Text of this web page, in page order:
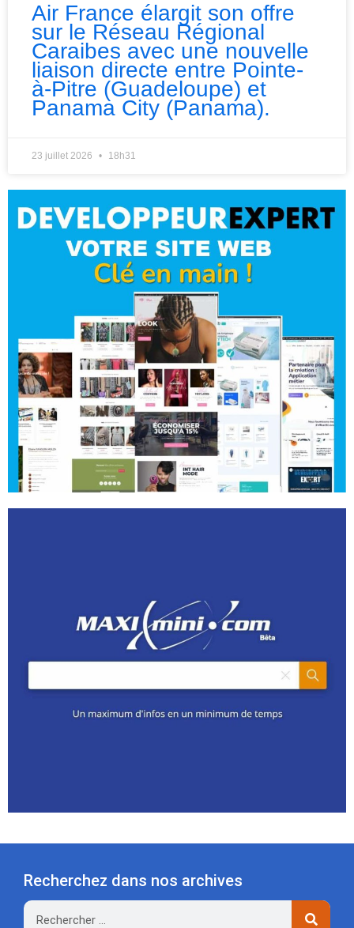
Air France élargit son offre
sur le Réseau Régional
Caraibes avec une nouvelle
liaison directe entre Pointe-
à-Pitre (Guadeloupe) et
Panama City (Panama).
23 juillet 2026 18h31
Recherchez dans nos archives
Rechercher